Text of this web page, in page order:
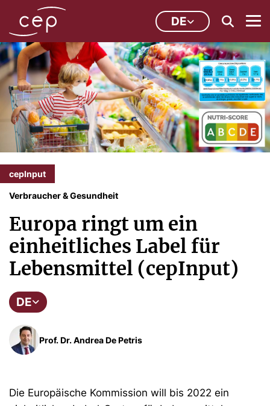
DE
cepInput
Verbraucher & Gesundheit
Europa ringt um ein
einheitliches Label für
Lebensmittel (cepInput)
DE
Prof. Dr. Andrea De Petris
Die Europäische Kommission will bis 2022 ein